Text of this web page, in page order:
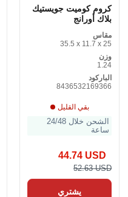
كروم كوميت جويستيك
بلاك أورانج
مقاس
35.5 x 11.7 x 25
وزن
1.24
الباركود
8436532169366
بقي القليل
الشحن خلال 24/48
ساعة
44.74 USD
52.63 USD
يشتري